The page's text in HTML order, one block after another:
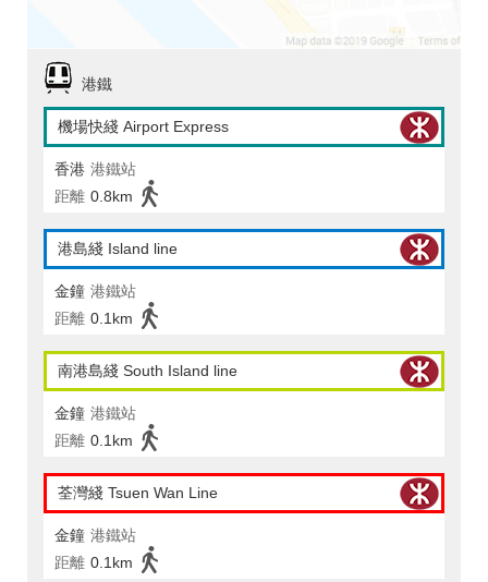
港鐵
機場快綫 Airport Express
香港 港鐵站
距離 0.8km
港島綫 Island line
金鐘 港鐵站
距離 0.1km
南港島綫 South Island line
金鐘 港鐵站
距離 0.1km
荃灣綫 Tsuen Wan Line
金鐘 港鐵站
距離 0.1km